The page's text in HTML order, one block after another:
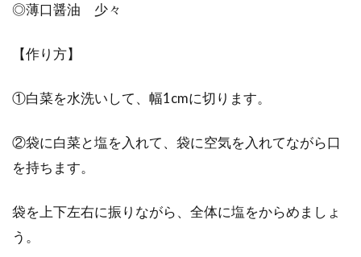
◎薄口醤油 少々
【作り方】
①白菜を水洗いして、幅1cmに切ります。
②袋に白菜と塩を入れて、袋に空気を入れてながら口
を持ちます。
袋を上下左右に振りながら、全体に塩をからめましょ
う。